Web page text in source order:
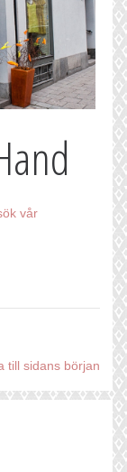
vår
till sidans början